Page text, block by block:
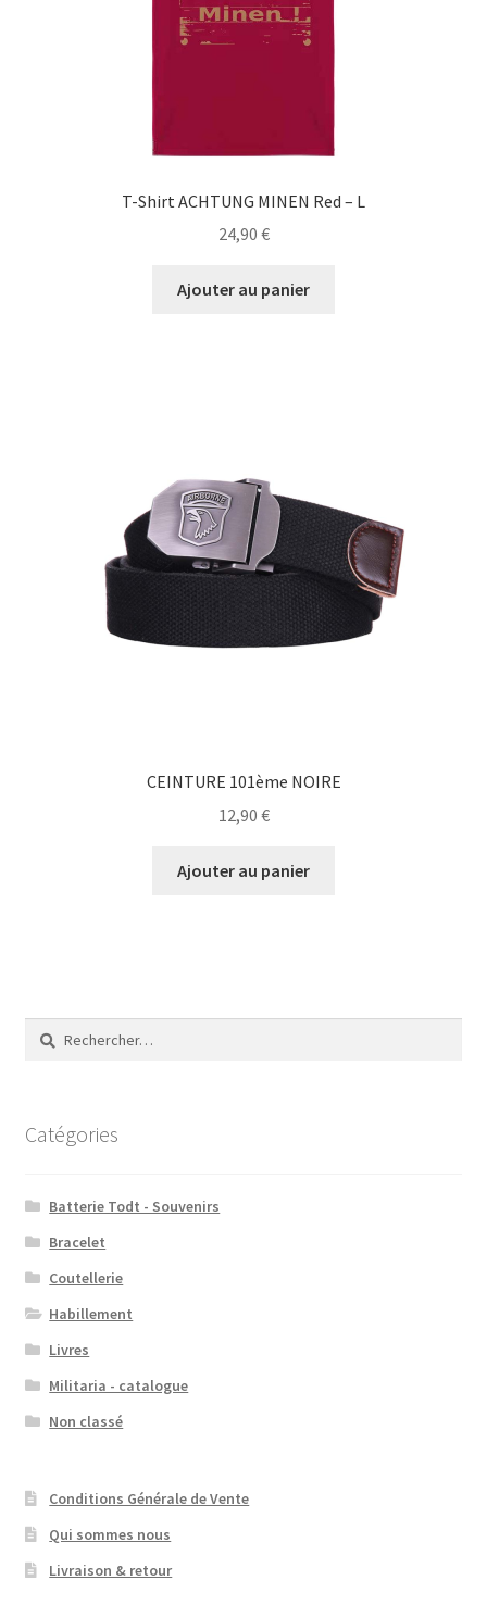
T-Shirt ACHTUNG MINEN Red – L
24,90 €
Ajouter au panier
CEINTURE 101ème NOIRE
12,90 €
Ajouter au panier
Rechercher :
Catégories
Batterie Todt - Souvenirs
Bracelet
Coutellerie
Habillement
Livres
Militaria - catalogue
Non classé
Conditions Générale de Vente
Qui sommes nous
Livraison & retour